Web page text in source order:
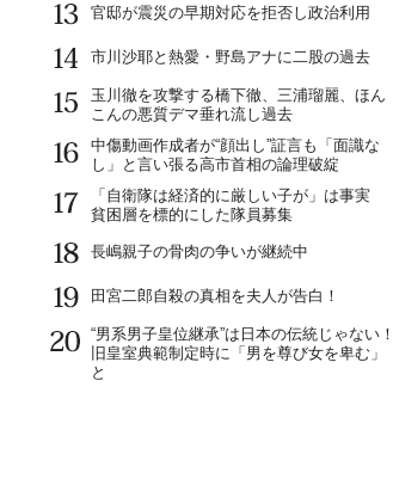
13
官邸が震災の早期対応を拒否し政治利用
14
市川沙耶と熱愛・野島アナに二股の過去
15
玉川徹を攻撃する橋下徹、三浦瑠麗、ほん
こんの悪質デマ垂れ流し過去
16
中傷動画作成者が“顔出し”証言も「面識な
し」と言い張る高市首相の論理破綻
17
「自衛隊は経済的に厳しい子が」は事実
貧困層を標的にした隊員募集
18
長嶋親子の骨肉の争いが継続中
19
田宮二郎自殺の真相を夫人が告白！
20
“男系男子皇位継承”は日本の伝統じゃない！
旧皇室典範制定時に「男を尊び女を卑む」
と